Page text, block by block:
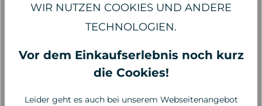
Body Lotion Santal &
36,00 €*
Body Lotion
Bergamote & Hinoki,
174,76 €* / 1 Liter
36,00 €*
WIR NUTZEN COOKIES UND ANDERE
TECHNOLOGIEN.
Vor dem Einkaufserlebnis noch kurz
die Cookies!
Leider geht es auch bei unserem Webseitenangebot